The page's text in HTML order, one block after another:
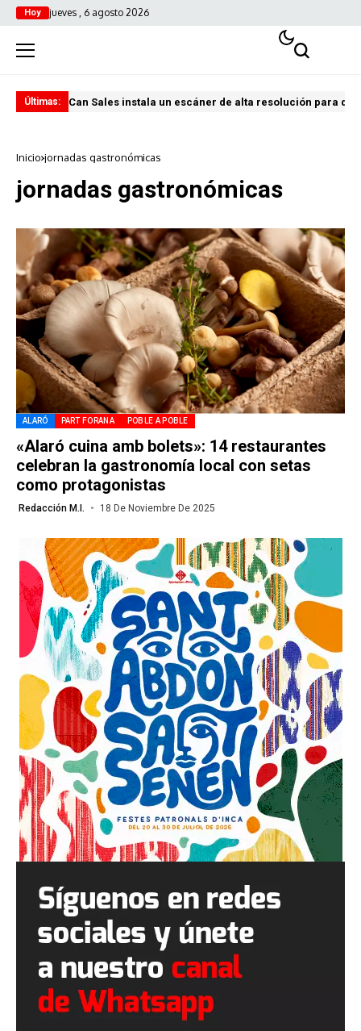
Hoy jueves , 6 agosto 2026
Últimas: Can Sales instala un escáner de alta resolución para
Inicio jornadas gastronómicas
jornadas gastronómicas
ALARÓ PART FORANA POBLE A POBLE
«Alaró cuina amb bolets»: 14 restaurantes
celebran la gastronomía local con setas
como protagonistas
Redacción M.I. 18 De Noviembre De 2025